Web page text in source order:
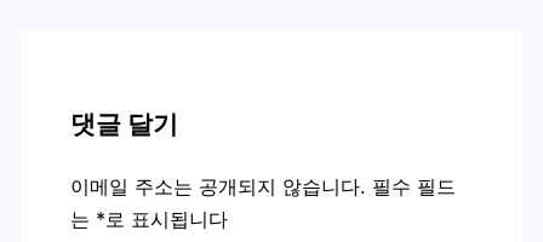
댓글 달기
이메일 주소는 공개되지 않습니다. 필수 필드
는 *로 표시됩니다